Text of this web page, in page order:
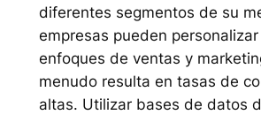
diferentes segmentos de su
empresas pueden personalizar
enfoques de ventas y
menudo resulta en tasas de
altas. Utilizar bases de datos